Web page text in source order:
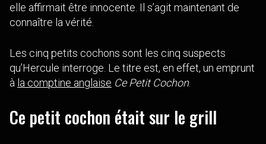
elle affirmait être innocente. Il s’agit maintenant de
connaître la vérité.
Les cinq petits cochons sont les cinq suspects
qu’Hercule interroge. Le titre est, en effet, un emprunt
à la comptine anglaise Ce Petit Cochon.
Ce petit cochon était sur le grill